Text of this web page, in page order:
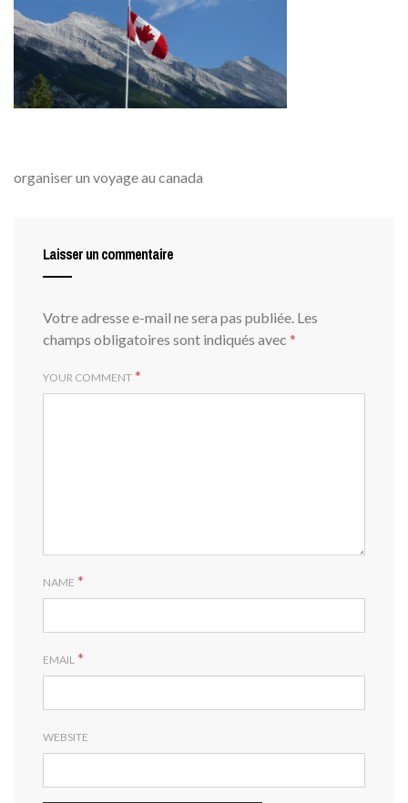
organiser un voyage au canada
Laisser un commentaire
Votre adresse e-mail ne sera pas publiée. Les
champs obligatoires sont indiqués avec *
YOUR COMMENT *
NAME *
EMAIL *
WEBSITE